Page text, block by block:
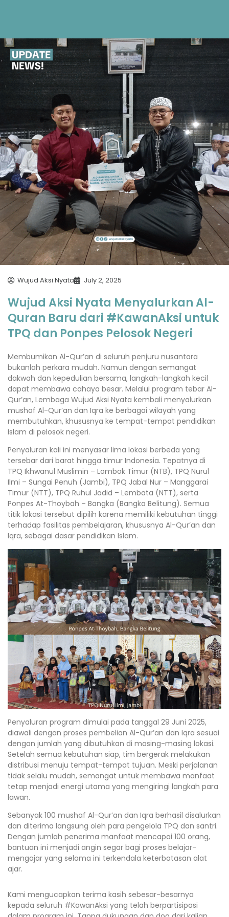
Wujud Aksi Nyata July 2, 2025
Wujud Aksi Nyata Menyalurkan Al-
Quran Baru dari #KawanAksi untuk
TPQ dan Ponpes Pelosok Negeri
Membumikan Al-Qur’an di seluruh penjuru nusantara
bukanlah perkara mudah. Namun dengan semangat
dakwah dan kepedulian bersama, langkah-langkah kecil
dapat membawa cahaya besar. Melalui program tebar Al-
Qur’an, Lembaga Wujud Aksi Nyata kembali menyalurkan
mushaf Al-Qur’an dan Iqra ke berbagai wilayah yang
membutuhkan, khususnya ke tempat-tempat pendidikan
Islam di pelosok negeri.
Penyaluran kali ini menyasar lima lokasi berbeda yang
tersebar dari barat hingga timur Indonesia. Tepatnya di
TPQ Ikhwanul Muslimin – Lombok Timur (NTB), TPQ Nurul
Ilmi – Sungai Penuh (Jambi), TPQ Jabal Nur – Manggarai
Timur (NTT), TPQ Ruhul Jadid – Lembata (NTT), serta
Ponpes At-Thoybah – Bangka (Bangka Belitung). Semua
titik lokasi tersebut dipilih karena memiliki kebutuhan tinggi
terhadap fasilitas pembelajaran, khususnya Al-Qur’an dan
Iqra, sebagai dasar pendidikan Islam.
Penyaluran program dimulai pada tanggal 29 Juni 2025,
diawali dengan proses pembelian Al-Qur’an dan Iqra sesuai
dengan jumlah yang dibutuhkan di masing-masing lokasi.
Setelah semua kebutuhan siap, tim bergerak melakukan
distribusi menuju tempat-tempat tujuan. Meski perjalanan
tidak selalu mudah, semangat untuk membawa manfaat
tetap menjadi energi utama yang mengiringi langkah para
lawan.
Sebanyak 100 mushaf Al-Qur’an dan Iqra berhasil disalurkan
dan diterima langsung oleh para pengelola TPQ dan santri.
Dengan jumlah penerima manfaat mencapai 100 orang,
bantuan ini menjadi angin segar bagi proses belajar-
mengajar yang selama ini terkendala keterbatasan alat
ajar.
Kami mengucapkan terima kasih sebesar-besarnya
kepada seluruh #KawanAksi yang telah berpartisipasi